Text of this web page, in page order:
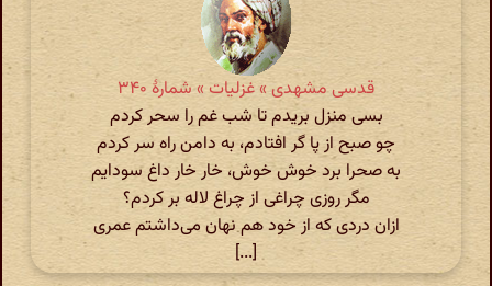
قدسی مشهدی » غزلیات » شمارهٔ ۳۴۰
بسی منزل بریدم تا شب غم را سحر کردم
چو صبح از پا گر افتادم، به دامن راه سر کردم
به صحرا برد خوش خوش، خار خار داغ سودایم
مگر روزی چراغی از چراغ لاله بر کردم؟
ازان دردی که از خود هم نهان می‌داشتم عمری
[...]